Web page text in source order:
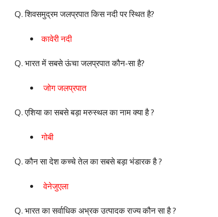
Q. शिवसमुद्रम जलप्रपात किस नदी पर स्थित है?
कावेरी नदी
Q. भारत में सबसे ऊंचा जलप्रपात कौन-सा है?
जोग जलप्रपात
Q. एशिया का सबसे बड़ा मरुस्थल का नाम क्या है ?
गोबी
Q. कौन सा देश कच्चे तेल का सबसे बड़ा भंडारक है ?
वेनेजुएला
Q. भारत का सर्वाधिक अभ्रक उत्पादक राज्य कौन सा है ?